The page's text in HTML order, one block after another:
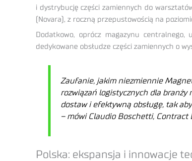
i dystrybucję części zamiennych do
(Novara), z roczną przepustowością na
Dodatkowo, oprócz magazynu
dedykowane obsłudze części zamiennych o
Zaufanie, jakim niezmiennie
rozwiązań logistycznych dla branży
dostaw i efektywną obsługę, tak
– mówi Claudio Boschetti, Contract
Polska: ekspansja i innowacje